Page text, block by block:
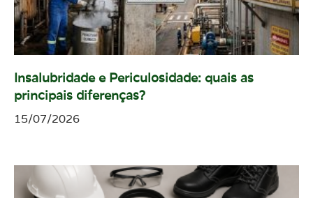
Insalubridade e Periculosidade: quais as
principais diferenças?
15/07/2026